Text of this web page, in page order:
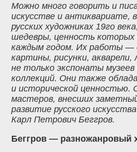
Можно много говорить и
искусстве и антиквариате,
русских художниках 19го
шедевры, ценность которых
каждым годом. Их работы —
картины, рисунки,
не только экспонаты
коллекций. Они также
и исторической ценностью.
мастеров, внесших
развитие русского
Карл Петрович Беггров.
Беггров — разножанровый